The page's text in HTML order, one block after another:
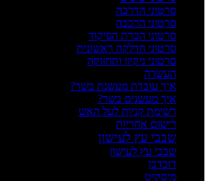
סרטוני הדרכה
סרטוני הרכבה
סרטוני הכרת הפיקוד
סרטוני הדלקה ראשונית
סרטוני ניקיון ותחזוקה
העשרה
איך עובדת מעשנת בשר?
איך מעשנים בשר?
רשימת קניות לעל האש
רישום אחריות
שבבי עץ לעישון
שבבי עץ לעישון
דובדבן
מיסקיט